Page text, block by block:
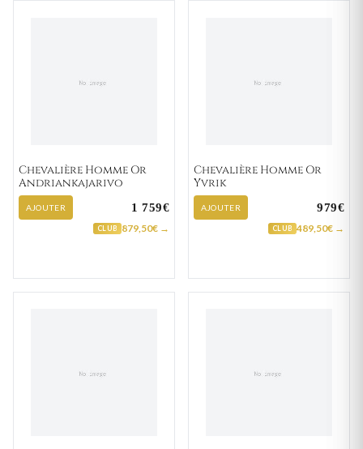
Chevalière Homme Or
Andriankajarivo
AJOUTER 1 759€
CLUB 879,50€ →
Chevalière Homme Or
Yvrik
AJOUTER 979€
CLUB 489,50€ →